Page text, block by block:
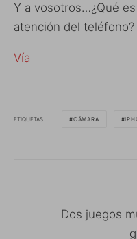
Y a vosotros…¿Qué
atención del teléfono?
Vía
ETIQUETAS CÁMARA
Dos juegos